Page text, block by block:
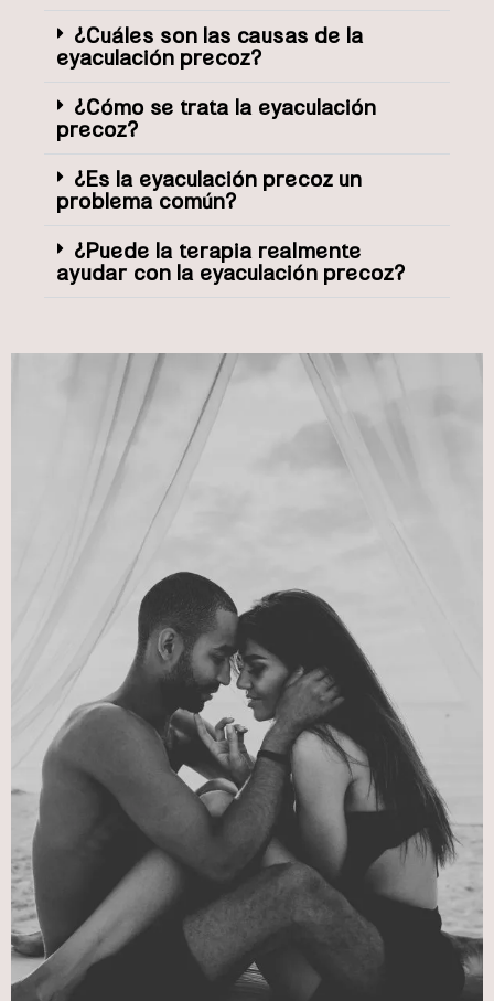
¿Cuáles son las causas de la
eyaculación precoz?
¿Cómo se trata la eyaculación
precoz?
¿Es la eyaculación precoz un
problema común?
¿Puede la terapia realmente
ayudar con la eyaculación precoz?